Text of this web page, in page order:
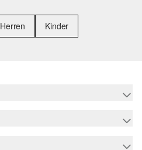
Herren Kinder